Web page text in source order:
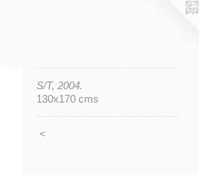
S/T, 2004.
130x170 cms
<